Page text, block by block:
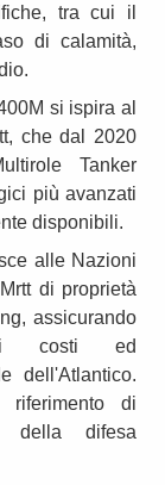
tra cui il
di calamità,
si ispira al
che dal 2020
Tanker
più avanzati
disponibili.
alle Nazioni
di proprietà
assicurando
costi ed
dell'Atlantico.
riferimento di
della difesa